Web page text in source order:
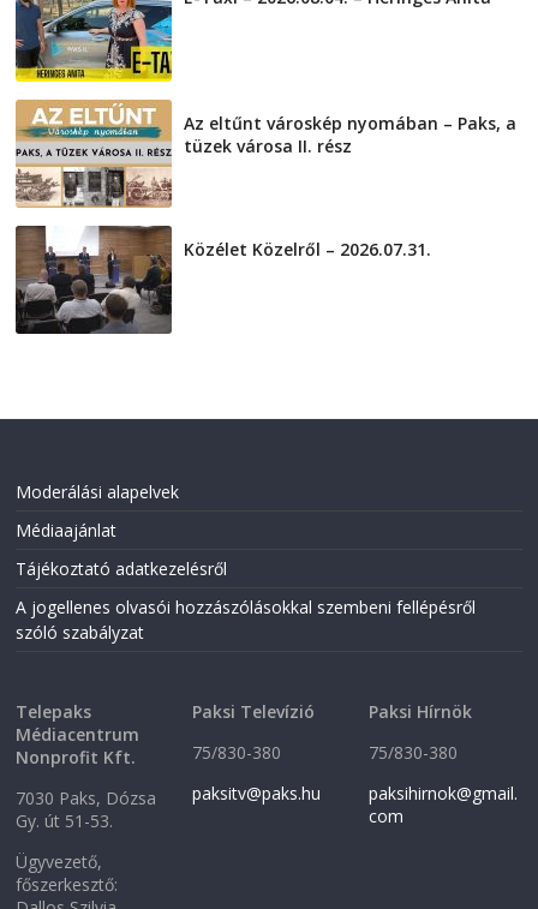
Az eltűnt városkép nyomában – Paks, a
tüzek városa II. rész
Közélet Közelről – 2026.07.31.
Moderálási alapelvek
Médiaajánlat
Tájékoztató adatkezelésről
A jogellenes olvasói hozzászólásokkal szembeni fellépésről
szóló szabályzat
Telepaks
Médiacentrum
Nonprofit Kft.
7030 Paks, Dózsa
Gy. út 51-53.
Ügyvezető,
főszerkesztő:
Paksi Televízió
75/830-380
paksitv@paks.hu
Paksi Hírnök
75/830-380
paksihirnok@gmail.
com